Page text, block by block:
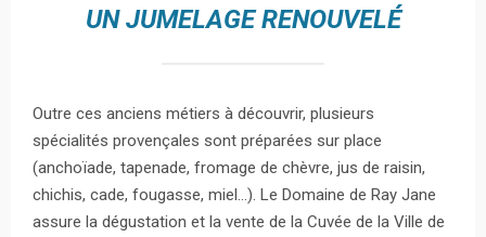
UN JUMELAGE RENOUVELÉ
Outre ces anciens métiers à découvrir, plusieurs
spécialités provençales sont préparées sur place
(anchoïade, tapenade, fromage de chèvre, jus de raisin,
chichis, cade, fougasse, miel…). Le Domaine de Ray Jane
assure la dégustation et la vente de la Cuvée de la Ville de